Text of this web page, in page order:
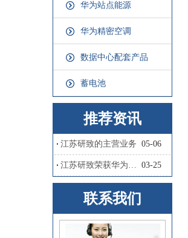
华为站点能源
华为精密空调
数据中心配套产品
蓄电池
推荐资讯
江苏研致的主营业务 05-06
江苏研致荣获华为卓越合作伙伴奖 03-25
联系我们